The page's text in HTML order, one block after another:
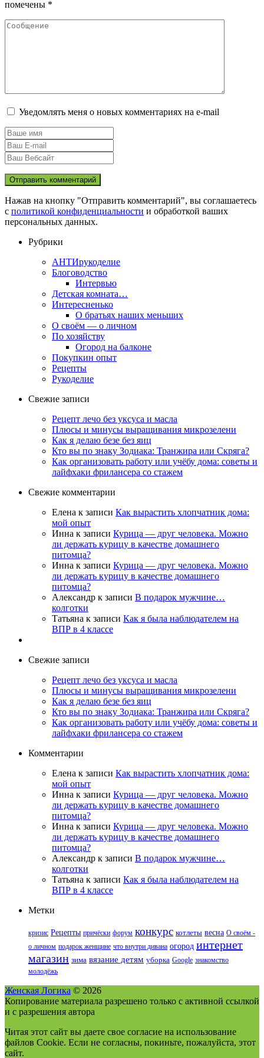
помечены *
Уведомлять меня о новых комментариях на e-mail
Нажав на кнопку "Отправить комментарий", вы соглашаетесь
с политикой конфиденциальности и обработкой ваших
персональных данных.
Рубрики
АНТИрукоделие
Блоговодство
Интервью
Детская комната…
Интересненько
О братьях наших меньших
О своём — о личном
По хозяйству
Огород на балконе
Покупкин опыт
Рецепты
Рукоделие
Свежие записи
Рецепт лечо без уксуса и масла
Плюсы и минусы выращивания микрозелени
Как я делаю безе без яиц
Кто вы по знаку Зодиака: Транжира или Скряга?
Как организовать работу или учёбу дома: советы и
лайфхаки фрилансера со стажем
Свежие комментарии
Елена к записи Как вырастить хлопчатник дома:
мой опыт
Инна к записи Курица — друг человека. Можно
ли держать курицу в качестве домашнего
питомца?
Инна к записи Курица — друг человека. Можно
ли держать курицу в качестве домашнего
питомца?
Александр к записи В подарок мужчине…
колготки
Татьяна к записи Как я была наблюдателем на
ВПР в 4 классе
Свежие записи
Рецепт лечо без уксуса и масла
Плюсы и минусы выращивания микрозелени
Как я делаю безе без яиц
Кто вы по знаку Зодиака: Транжира или Скряга?
Как организовать работу или учёбу дома: советы и
лайфхаки фрилансера со стажем
Комментарии
Елена к записи Как вырастить хлопчатник дома:
мой опыт
Инна к записи Курица — друг человека. Можно
ли держать курицу в качестве домашнего
питомца?
Инна к записи Курица — друг человека. Можно
ли держать курицу в качестве домашнего
питомца?
Александр к записи В подарок мужчине…
колготки
Татьяна к записи Как я была наблюдателем на
ВПР в 4 классе
Метки
кризис Рецепты причёски форум конкурс котлеты весна О своём -
о личном подарок женщине что внутри дивана огород интернет
магазин зима вязание детям уборка Google знакомство
молодёжь
Женская Логика © 2026
Копирование материала разрешено только с активной ссылкой
и с разрешения автора
Читая этот сайт вы даете свое согласие на использование
файлов Cookie. Если не согласны, покиньте, пожалуйста, этот
сайт.